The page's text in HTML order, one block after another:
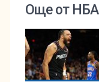
Още от НБА